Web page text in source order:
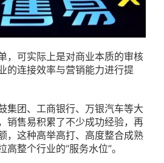
，可实际上是对商业本质的审核
的连接效率与营销能力进行提
集团、工商银行、万银汽车等大
销售易积累了不少成功经验，再
，这种高举高打、高度整合成熟
整个行业的“服务水位”。